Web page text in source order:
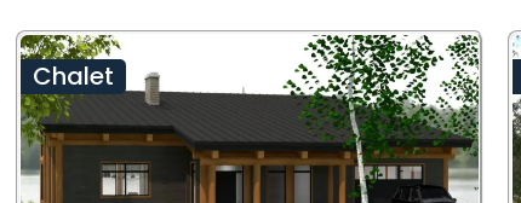
Chalet